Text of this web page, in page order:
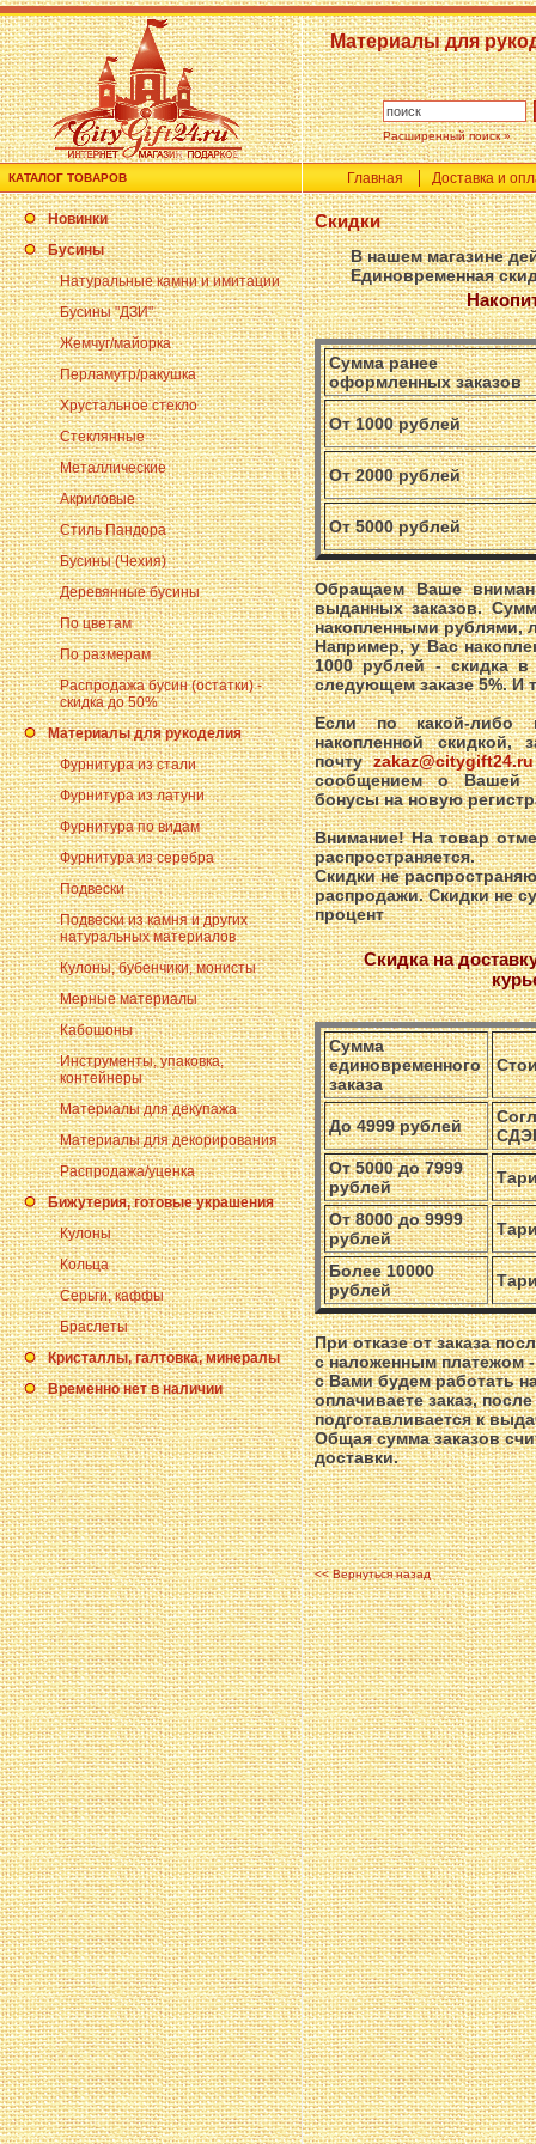
Материалы для
Расширенный поиск »
КАТАЛОГ ТОВАРОВ Главная Доставка и
Новинки
Бусины
Натуральные камни и имитации
Бусины "ДЗИ"
Жемчуг/майорка
Перламутр/ракушка
Хрустальное стекло
Стеклянные
Металлические
Акриловые
Стиль Пандора
Бусины (Чехия)
Деревянные бусины
По цветам
По размерам
Распродажа бусин (остатки) -
скидка до 50%
Материалы для рукоделия
Фурнитура из стали
Фурнитура из латуни
Фурнитура по видам
Фурнитура из серебра
Подвески
Подвески из камня и других
натуральных материалов
Кулоны, бубенчики, монисты
Мерные материалы
Кабошоны
Инструменты, упаковка,
контейнеры
Материалы для декупажа
Материалы для декорирования
Распродажа/уценка
Бижутерия, готовые украшения
Кулоны
Кольца
Серьги, каффы
Браслеты
Кристаллы, галтовка, минералы
Временно нет в наличии
Скидки
В нашем магазине
Единовременная
Сумма ранее
оформленных заказов
От 1000 рублей
От 2000 рублей
От 5000 рублей
Обращаем Ваше
выданных заказов.
накопленными рублями,
Например, у Вас
1000 рублей - скидка
следующем заказе 5%. И
Если по какой-либо
накопленной скидкой,
почтуzakaz@citygift24.ru
сообщением о Вашей
бонусы на новую
Внимание! На товар
распространяется.
Скидки не
распродажи. Скидки не
процент
Скидка на
Сумма
единовременного
заказа
До 4999 рублей
От 5000 до 7999
рублей
От 8000 до 9999
рублей
Более 10000
рублей
При отказе от заказа
с наложенным платежом
с Вами будем работать
оплачиваете заказ,
подготавливается к
Общая сумма заказов
доставки.
<< Вернуться назад